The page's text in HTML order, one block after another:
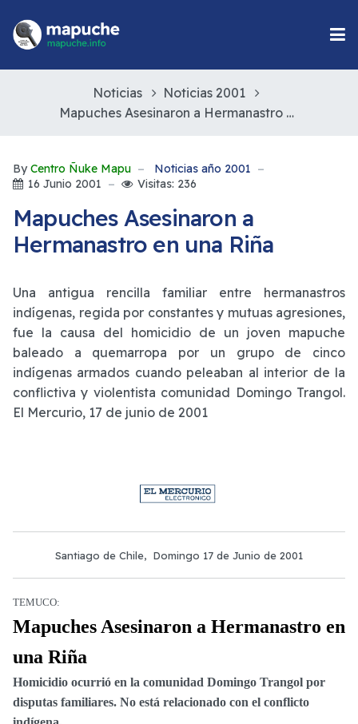
Noticias
Noticias 2001
Mapuches Asesinaron a Hermanastro en una Riña
By Centro Ñuke Mapu
Noticias año 2001
16 Junio 2001
Visitas: 236
Mapuches Asesinaron a
Hermanastro en una Riña
Una antigua rencilla familiar entre hermanastros
indígenas, regida por constantes y mutuas agresiones,
fue la causa del homicidio de un joven mapuche
baleado a quemarropa por un grupo de cinco
indígenas armados cuando peleaban al interior de la
conflictiva y violentista comunidad Domingo Trangol.
El Mercurio, 17 de junio de 2001
Santiago de Chile, Domingo 17 de Junio de 2001
TEMUCO:
Mapuches Asesinaron a Hermanastro en
una Riña
Homicidio ocurrió en la comunidad Domingo Trangol por
disputas familiares. No está relacionado con el conflicto